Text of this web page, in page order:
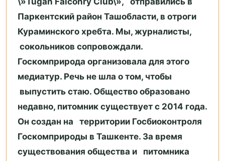
Паркентский район Ташобласти, в отроги
Кураминского хребта. Мы, журналисты,
сокольников сопровождали.
Госкомприрода организовала для этого
медиатур. Речь не шла о том, чтобы
выпустить стаю. Общество образовано
недавно, питомник существует с 2014 года.
Он создан на территории Госбиоконтроля
Госкомприроды в Ташкенте. За время
существования общества и питомника